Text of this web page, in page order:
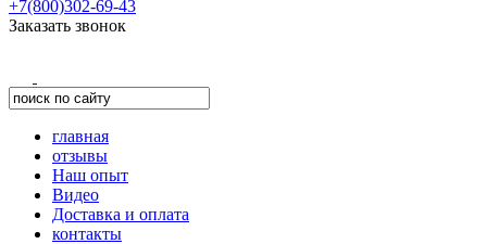
+7(800)302-69-43
Заказать звонок
главная
отзывы
Наш опыт
Видео
Доставка и оплата
контакты